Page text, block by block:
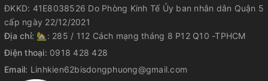
ĐKKD: 41E8038526 Do Phòng Kinh Tế Ủy ban nhân dân Quận 5
cấp ngày 22/12/2021
Địa chỉ: 🏡: 285 / 112 Cách mạng tháng 8 P12 Q10 -TPHCM
Điện thoại: 0918 428 428
Email: Linhkien62bisdongphuong@gmail.com